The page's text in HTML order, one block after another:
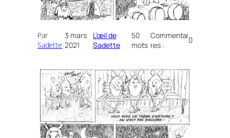
Par
Sadette
3 mars
2021
L’œil de
Sadette
50
mots
Commentai
res :
0